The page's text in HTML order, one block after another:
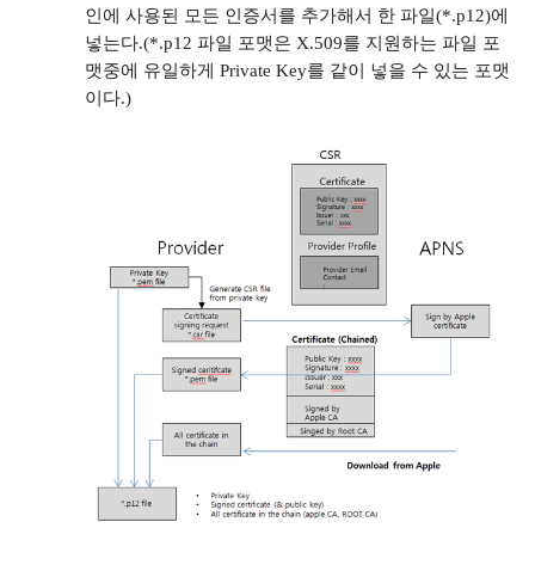
인에 사용된 모든 인증서를 추가해서 한 파일(*.p12)에
넣는다.(*.p12 파일 포맷은 X.509를 지원하는 파일 포
맷중에 유일하게 Private Key를 같이 넣을 수 있는 포맷
이다.)